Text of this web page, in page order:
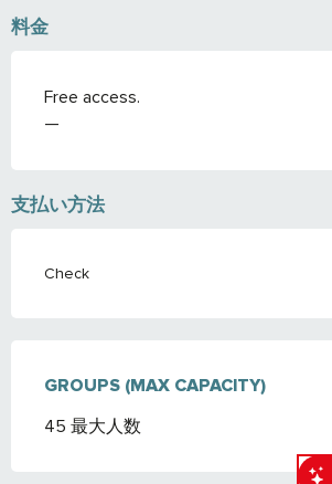
料金
Free access.
—
支払い方法
Check
GROUPS (MAX CAPACITY)
GROUPS (MAX CAPACITY)
45 最大人数